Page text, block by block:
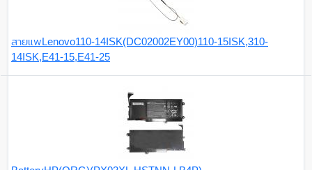
สายแพLenovo110-14ISK(DC02002EY00)110-15ISK,310-
14ISK,E41-15,E41-25